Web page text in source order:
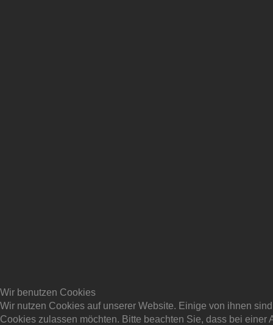
Wir benutzen Cookies
Wir nutzen Cookies auf unserer Website. Einige von ihnen
Cookies zulassen möchten. Bitte beachten Sie, dass bei